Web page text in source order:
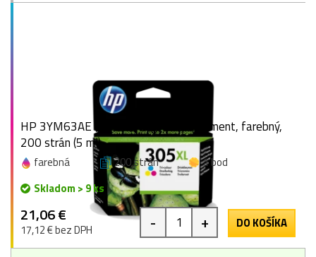
HP 3YM63AE (305XL), originálny atrament, farebný,
200 strán (5 ml)
farebná 200 strán
1 bod
Skladom > 9 ks
21,06 €
17,12 € bez DPH - + DO KOŠÍKA